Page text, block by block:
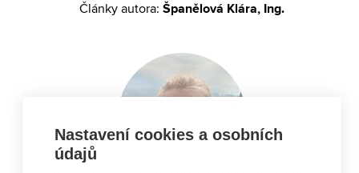
Články autora: Španělová Klára, Ing.
Nastavení cookies a osobních
údajů